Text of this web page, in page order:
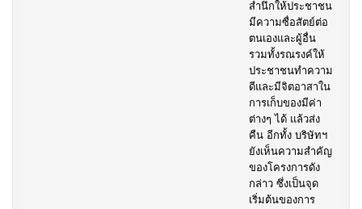
สำนึกให้ประชาชน
มีความซื่อสัตย์ต่อ
ตนเองและผู้อื่น
รวมทั้งรณรงค์ให้
ประชาชนทำความ
ดีและมีจิตอาสาใน
การเก็บของมีค่า
ต่างๆ ได้ แล้วส่ง
คืน อีกทั้ง บริษัทฯ
ยังเห็นความสำคัญ
ของโครงการดัง
กล่าว ซึ่งเป็นจุด
เริ่มต้นของการ